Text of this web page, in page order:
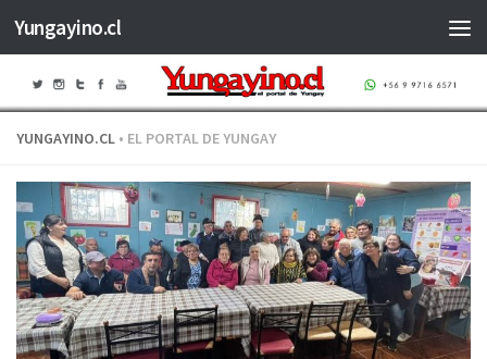
Saltar al contenido
Yungayino.cl
YUNGAYINO.CL • EL PORTAL DE YUNGAY